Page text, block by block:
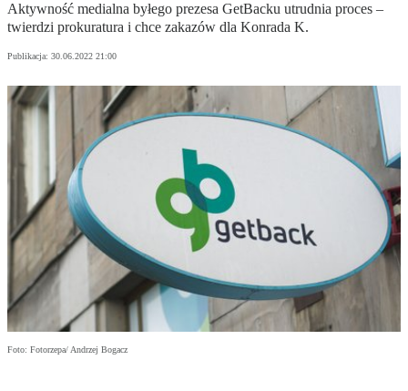
Aktywność medialna byłego prezesa GetBacku utrudnia proces –
twierdzi prokuratura i chce zakazów dla Konrada K.
Publikacja: 30.06.2022 21:00
Foto: Fotorzepa/ Andrzej Bogacz